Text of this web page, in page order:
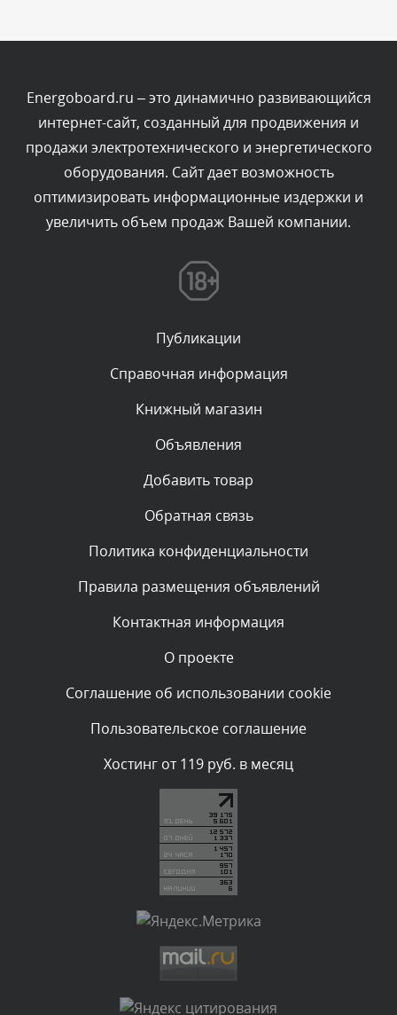
Комментарий проверяется
Текст комментария будет виден после проверки
администратором.
Сегодня, в 03:51
Комментарий проверяется
Текст комментария будет виден после проверки
Комментарий проверяется
Текст комментария будет виден после проверки
администратором.
Комментарий проверяется
администратором.
Комментарий проверяется
администратором.
Комментарий проверяется
администратором.
Комментарий проверяется
Текст комментария будет виден после проверки
Комментарий проверяется
Текст комментария будет виден после проверки
администратором.
Текст комментария будет виден после проверки
Energoboard.ru – это динамично развивающийся
интернет-сайт, созданный для продвижения и
продажи электротехнического и энергетического
оборудования. Сайт дает возможность
оптимизировать информационные издержки и
увеличить объем продаж Вашей компании.
Публикации
Справочная информация
Книжный магазин
Объявления
Добавить товар
Обратная связь
Политика конфиденциальности
Правила размещения объявлений
Контактная информация
О проекте
Соглашение об использовании cookie
Пользовательское соглашение
Хостинг от 119 руб. в месяц